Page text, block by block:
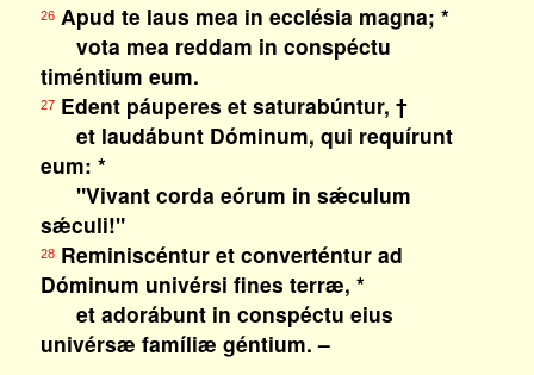
26Apud te laus mea in ecclésia magna; *
vota mea reddam in conspéctu
timéntium eum.
27Edent páuperes et saturabúntur, †
et laudábunt Dóminum, qui requírunt
eum: *
"Vivant corda eórum in sǽculum
sǽculi!"
28Reminiscéntur et converténtur ad
Dóminum univérsi fines terræ, *
et adorábunt in conspéctu eius
univérsæ famíliæ géntium. –